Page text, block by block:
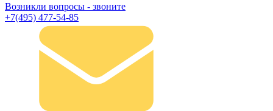
Возникли вопросы - звоните
+7(495) 477-54-85